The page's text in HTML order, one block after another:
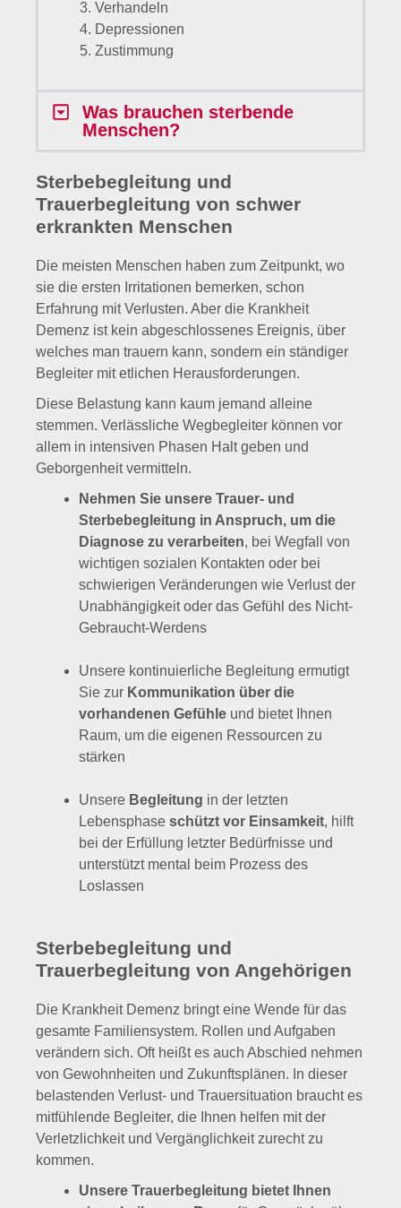
Depressionen
Zustimmung
Was brauchen sterbende
Menschen?
Trauerbegleitung von schwer
erkrankten Menschen
sie die ersten Irritationen bemerken, schon
Erfahrung mit Verlusten. Aber die Krankheit
Demenz ist kein abgeschlossenes Ereignis, über
welches man trauern kann, sondern ein ständiger
Begleiter mit etlichen Herausforderungen.
stemmen. Verlässliche Wegbegleiter können vor
allem in intensiven Phasen Halt geben und
Geborgenheit vermitteln.
Sterbebegleitung in Anspruch, um die
Diagnose zu verarbeiten, bei Wegfall von
wichtigen sozialen Kontakten oder bei
schwierigen Veränderungen wie Verlust der
Unabhängigkeit oder das Gefühl des Nicht-
Gebraucht-Werdens
Sie zur Kommunikation über die
vorhandenen Gefühleund bietet Ihnen
Raum, um die eigenen Ressourcen zu
stärken
Lebensphaseschützt vor Einsamkeit
bei der Erfüllung letzter Bedürfnisse und
unterstützt mental beim Prozess des
Loslassen
Trauerbegleitung von Angehörigen
gesamte Familiensystem. Rollen und Aufgaben
verändern sich. Oft heißt es auch Abschied nehmen
von Gewohnheiten und Zukunftsplänen. In dieser
belastenden Verlust- und Trauersituation braucht es
mitfühlende Begleiter, die Ihnen helfen mit der
Verletzlichkeit und Vergänglichkeit zurecht zu
kommen.
einen heilsamen Raumfür Gespräche über